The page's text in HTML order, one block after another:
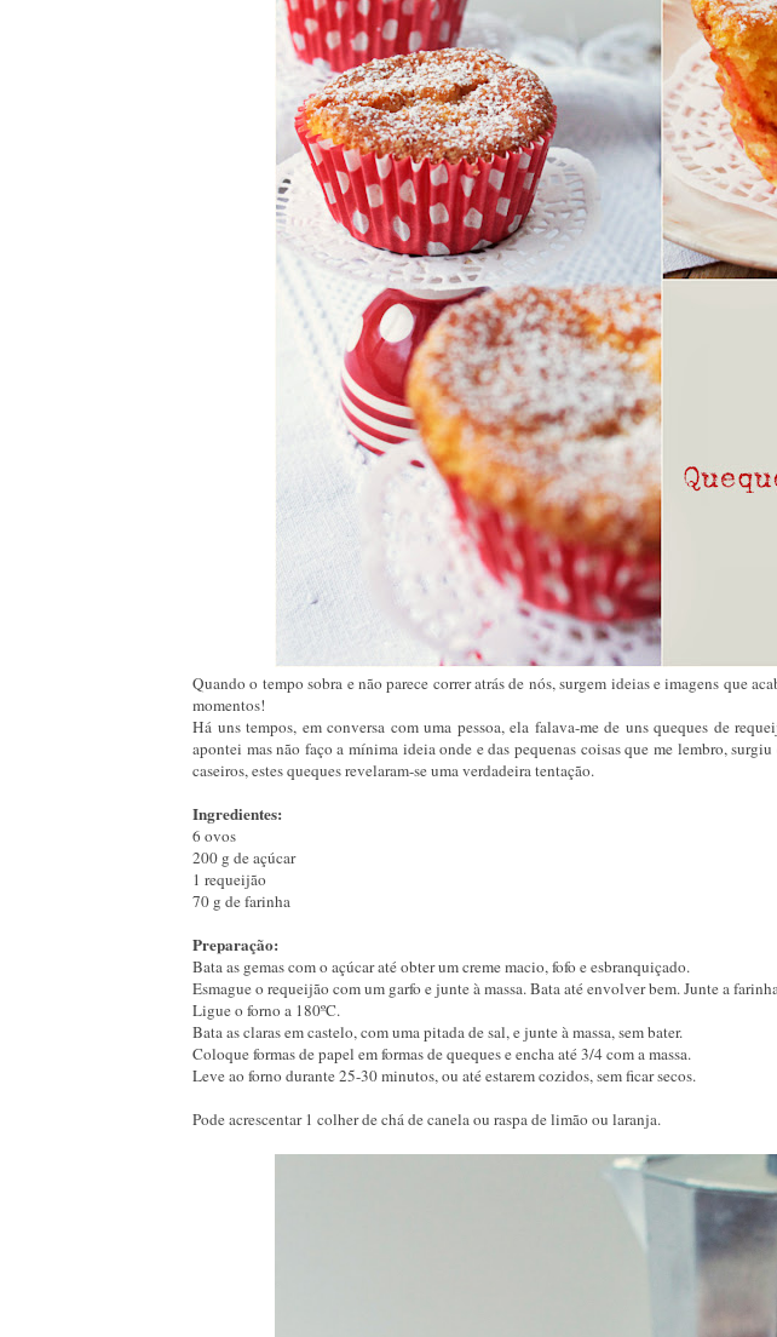
Quando o tempo sobra e não parece correr atrás de nós, surgem ideias e imagens que
momentos!
Há uns tempos, em conversa com uma pessoa, ela falava-me de uns queques de
apontei mas não faço a mínima ideia onde e das pequenas coisas que me lembro,
caseiros, estes queques revelaram-se uma verdadeira tentação.
Ingredientes:
6 ovos
200 g de açúcar
1 requeijão
70 g de farinha
Preparação:
Bata as gemas com o açúcar até obter um creme macio, fofo e esbranquiçado.
Esmague o requeijão com um garfo e junte à massa. Bata até envolver bem. Junte a
Ligue o forno a 180ºC.
Bata as claras em castelo, com uma pitada de sal, e junte à massa, sem bater.
Coloque formas de papel em formas de queques e encha até 3/4 com a massa.
Leve ao forno durante 25-30 minutos, ou até estarem cozidos, sem ficar secos.
Pode acrescentar 1 colher de chá de canela ou raspa de limão ou laranja.